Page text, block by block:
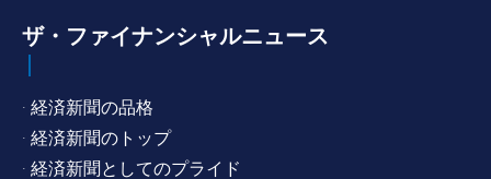
ザ・ファイナンシャルニュース
· 経済新聞の品格
· 経済新聞のトップ
· 経済新聞としてのプライド